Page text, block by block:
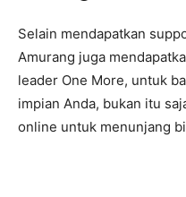
Selain mendapatkan
Amurang juga
leader One More, untuk
impian Anda, bukan itu
online untuk menunjang